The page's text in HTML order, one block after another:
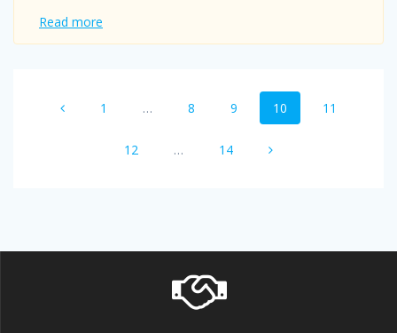
Read more
navigation
Page
1 … Page
8 Page
9 Page
10 Page
11
Page
12 … Page
14